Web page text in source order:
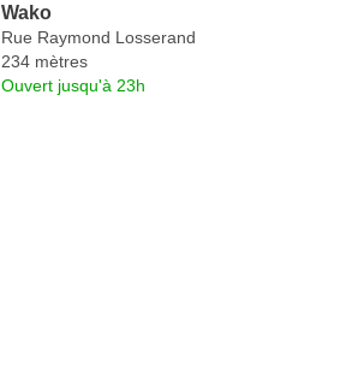
Wako
Rue Raymond Losserand
234 mètres
Ouvert jusqu'à 23h